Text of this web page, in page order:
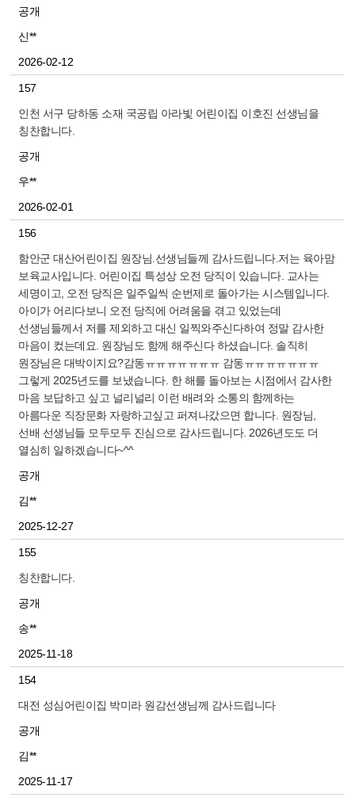
공개
신**
2026-02-12
157
인천 서구 당하동 소재 국공립 아라빛 어린이집 이호진 선생님을
칭찬합니다.
공개
우**
2026-02-01
156
함안군 대산어린이집 원장님.선생님들께 감사드립니다.저는 육아맘
보육교사입니다. 어린이집 특성상 오전 당직이 있습니다. 교사는
세명이고, 오전 당직은 일주일씩 순번제로 돌아가는 시스템입니다.
아이가 어리다보니 오전 당직에 어려움을 겪고 있었는데
선생님들께서 저를 제외하고 대신 일찍와주신다하여 정말 감사한
마음이 컸는데요. 원장님도 함께 해주신다 하셨습니다. 솔직히
원장님은 대박이지요?감동ㅠㅠㅠㅠㅠㅠㅠ 감동ㅠㅠㅠㅠㅠㅠㅠ
그렇게 2025년도를 보냈습니다. 한 해를 돌아보는 시점에서 감사한
마음 보답하고 싶고 널리널리 이런 배려와 소통의 함께하는
아름다운 직장문화 자랑하고싶고 퍼져나갔으면 합니다. 원장님,
선배 선생님들 모두모두 진심으로 감사드립니다. 2026년도도 더
열심히 일하겠습니다~^^
공개
김**
2025-12-27
155
칭찬합니다.
공개
송**
2025-11-18
154
대전 성심어린이집 박미라 원감선생님께 감사드립니다
공개
김**
2025-11-17